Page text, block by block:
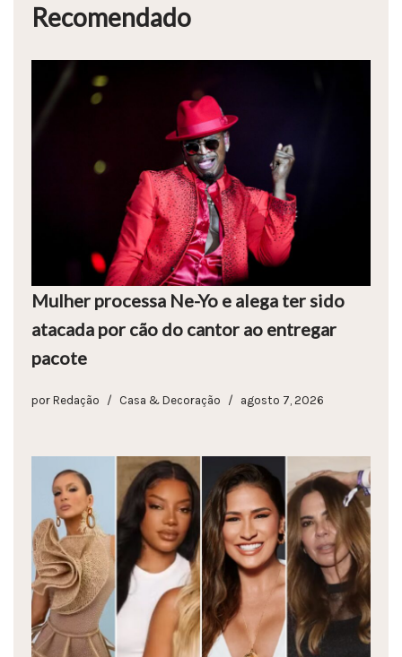
Recomendado
Mulher processa Ne-Yo e alega ter sido
atacada por cão do cantor ao entregar
pacote
por Redação Casa & Decoração agosto 7, 2026